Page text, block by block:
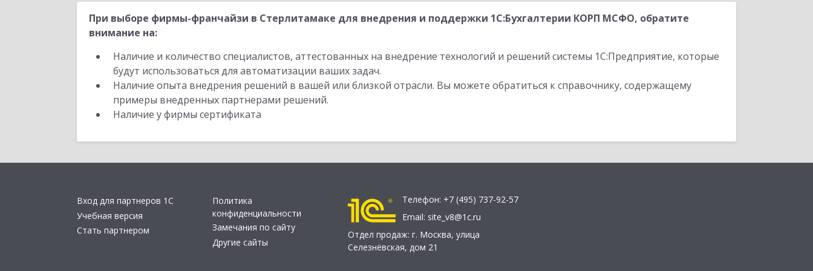
При выборе фирмы-франчайзи в Стерлитамаке для внедрения и поддержки 1С:Бухгалтерии КОРП МСФО, обратите
внимание на:
Наличие и количество специалистов, аттестованных на внедрение технологий и решений системы 1С:Предприятие, которые
будут использоваться для автоматизации ваших задач.
Наличие опыта внедрения решений в вашей или близкой отрасли. Вы можете обратиться к справочнику, содержащему
примеры внедренных партнерами решений.
Наличие у фирмы сертификата
Вход для партнеров 1С
Учебная версия
Стать партнером
Политика
конфиденциальности
Замечания по сайту
Другие сайты
Телефон: +7 (495) 737-92-57
Email: site_v8@1c.ru
Отдел продаж: г. Москва, улица
Селезнёвская, дом 21